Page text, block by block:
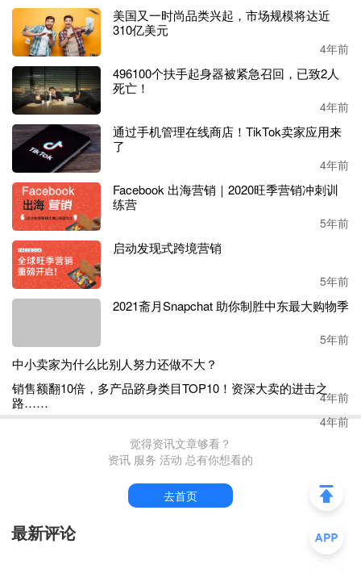
一：刷单是违法的请遵守国家法律。不要以为国外平台刷没
事，我们人可是在国内万一抓了牢饭管够。
坚定信念“走正道”。一旦人没有信念，天天想着走捷径，干
任何其他事情都坚持不下去。比如，想养成读书习惯没有两
天就放弃了。樊登读书每年都续费，每年连
365元买知识钱
都没有赚回来，各位师兄卖家自己对号入座。
“走正道”融入企业文化中
，天天说、反复说，简单事情重复
做，重复事情当歌唱。就像凉茶
=王老吉 礼品=脑白金 亚马
逊运营=走正道 推广=不刷单。
能卖3年，你都有3年定位追求着3个月就要起爆款呢？光头
姐夫的商业帝国也不是3个月起来的，前15年可是不盈利的
哦！池塘里面的荷花可不是前3天开满整个池塘的，光头姐
夫首富，也不是出生头3个月就骨骼清奇，面目清秀就被认
积粮，高筑墙，缓称王！
一朝红日出，依旧与天齐！
1天形成的，张三封不是无中生有的，鳌拜不是1
天熬出来的，郑成功不是1天就收复了台湾。行动吧！师兄
们我们一起做挣钱不爽吗？七哥是喜欢历史、爱好哲学之
深陷吴三柜、张三封当中不是我们的能力体现，我们能
生，借用朱元璋一首诗词：雪压枝头低，虽低不着泥，一朝
美国又一时尚品类兴起，市场规模将达近
310亿美元
4年前
496100个扶手起身器被紧急召回，已致2人
死亡！
4年前
通过手机管理在线商店！TikTok卖家应用来
了
4年前
Facebook 出海营销｜2020旺季营销冲刺训
练营
5年前
启动发现式跨境营销
5年前
2021斋月Snapchat 助你制胜中东最大购物季
5年前
中小卖家为什么比别人努力还做不大？
4年前
销售额翻10倍，多产品跻身类目TOP10！资深大卖的进击之
资讯 服务 活动 总有你想看的